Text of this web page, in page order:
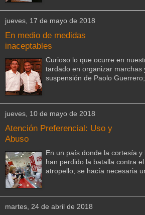
jueves, 17 de mayo de 2018
En medio de medidas
inaceptables
Curioso lo que ocurre en
tardado en organizar marchas
suspensión de Paolo
jueves, 10 de mayo de 2018
Atención Preferencial: Uso y
Abuso
En un país donde la cortesía y
han perdido la batalla contra
atropello; se hacía necesaria
martes, 24 de abril de 2018